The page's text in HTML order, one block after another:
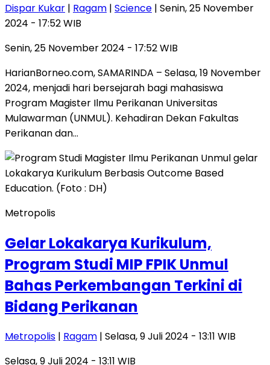
Dispar Kukar | Ragam | Science | Senin, 25 November
2024 - 17:52 WIB
Senin, 25 November 2024 - 17:52 WIB
HarianBorneo.com, SAMARINDA – Selasa, 19 November
2024, menjadi hari bersejarah bagi mahasiswa
Program Magister Ilmu Perikanan Universitas
Mulawarman (UNMUL). Kehadiran Dekan Fakultas
Perikanan dan…
Metropolis
Gelar Lokakarya Kurikulum,
Program Studi MIP FPIK Unmul
Bahas Perkembangan Terkini di
Bidang Perikanan
Metropolis | Ragam | Selasa, 9 Juli 2024 - 13:11 WIB
Selasa, 9 Juli 2024 - 13:11 WIB